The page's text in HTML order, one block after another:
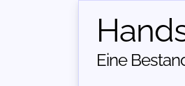
Eine